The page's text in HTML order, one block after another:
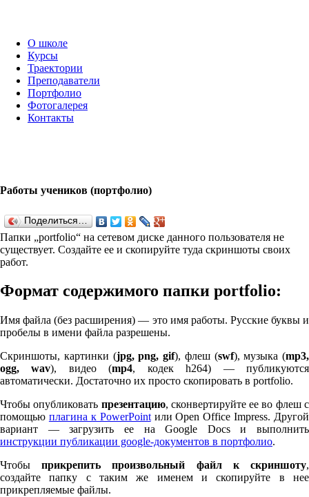
О школе
Курсы
Траектории
Преподаватели
Портфолио
Фотогалерея
Контакты
Работы учеников (портфолио)
Поделиться…
Папки „port­fo­lio“ на сетевом диске данного пользователя не
существует. Создайте ее и скопируйте туда скриншоты своих
работ.
Формат содержимого папки port­fo­lio:
Имя файла (без расширения) — это имя работы. Русские буквы и
пробелы в имени файла разрешены.
Скриншоты, картинки (jpg, png, gif), флеш (swf), музыка (mp3,
ogg, wav), видео (mp4, кодек h264) — публикуются
автоматически. Достаточно их просто скопировать в port­fo­lio.
Чтобы опубликовать презентацию, сконвертируйте ее во флеш с
помощью плагина к Pow­er­Pointили Open Office Impress. Другой
вариант — загрузить ее на Google Docs и выполнить
инструкции публикации google-документов в портфолио.
Чтобыприкрепить произвольный файл к скриншоту,
создайте папку с таким же именем и скопируйте в нее
прикрепляемые файлы.